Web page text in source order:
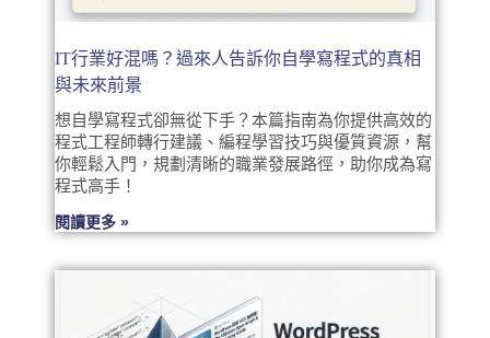
IT行業好混嗎？過來人告訴你自學寫程式的真相
與未來前景
想自學寫程式卻無從下手？本篇指南為你提供高效的
程式工程師轉行建議、編程學習技巧與優質資源，幫
你輕鬆入門，規劃清晰的職業發展路徑，助你成為寫
程式高手！
閱讀更多 »